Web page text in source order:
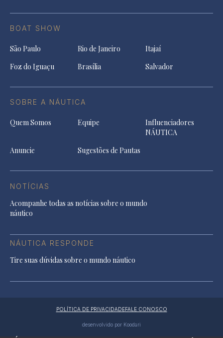
BOAT SHOW
São Paulo Rio de Janeiro
Itajaí
Foz do Iguaçu
Brasília Salvador
SOBRE A NÁUTICA
Quem Somos Equipe
Influenciadores
NÁUTICA
Anuncie
Sugestões de Pautas
NOTÍCIAS
Acompanhe todas as notícias sobre o mundo
náutico
NÁUTICA RESPONDE
Tire suas dúvidas sobre o mundo náutico
POLÍTICA DE PRIVACIDADEFALE CONOSCO
desenvolvido por Koodari